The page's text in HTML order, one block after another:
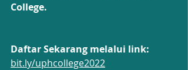
College.
Daftar Sekarang melalui link:
bit.ly/uphcollege2022